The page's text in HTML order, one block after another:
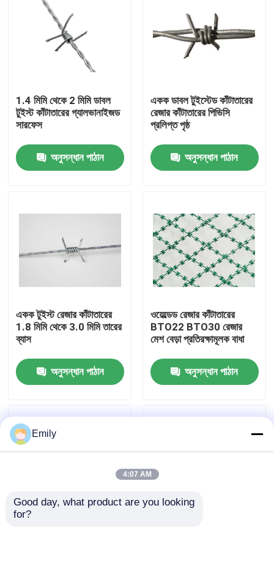
আমাদের সম্বন্ধে
কারখানা পরিদর্শন
গুণমান নিয়ন্ত্রণ
খবর
প্রসারিত ধাতু তারের জাল
1.4 মিমি থেকে 2 মিমি ডাবল
টুইস্ট কাঁটাতারের গ্যালভানাইজড
সারফেস
অনুসন্ধান পাঠান
একক ডাবল টুইস্টেড কাঁটাতারের
রেজার কাঁটাতারের পিভিসি
প্রলিপ্ত পৃষ্ঠ
অনুসন্ধান পাঠান
একক টুইস্ট রেজার কাঁটাতারের
1.8 মিমি থেকে 3.0 মিমি তারের
ব্যাস
অনুসন্ধান পাঠান
ওয়েল্ডেড রেজার কাঁটাতারের
BTO22 BTO30 রেজার
মেশ বেড়া প্রতিরক্ষামূলক বাধা
অনুসন্ধান পাঠান
Emily
4:07 AM
Good day, what product are you looking
for?